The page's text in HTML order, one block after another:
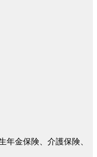
金保険、介護保険、